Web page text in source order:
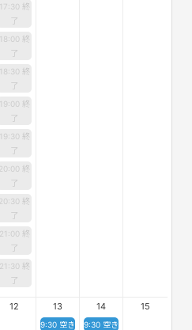
17:30 終
了
18:00 終
了
18:30 終
了
19:00 終
了
19:30 終
了
20:00 終
了
20:30 終
了
21:00 終
了
21:30 終
了
12 13
9:30 空き
14
9:30 空き
15